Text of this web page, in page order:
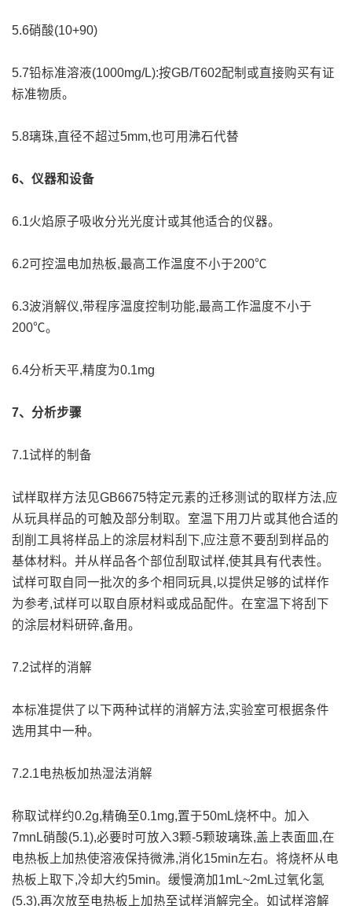
5.6硝酸(10+90)
5.7铅标准溶液(1000mg/L):按GB/T602配制或直接购买有证
标准物质。
5.8璃珠,直径不超过5mm,也可用沸石代替
6、仪器和设备
6.1火焰原子吸收分光光度计或其他适合的仪器。
6.2可控温电加热板,最高工作温度不小于200℃
6.3波消解仪,带程序温度控制功能,最高工作温度不小于
200℃。
6.4分析天平,精度为0.1mg
7、分析步骤
7.1试样的制备
试样取样方法见GB6675特定元素的迁移测试的取样方法,应
从玩具样品的可触及部分制取。室温下用刀片或其他合适的
刮削工具将样品上的涂层材料刮下,应注意不要刮到样品的
基体材料。并从样品各个部位刮取试样,使其具有代表性。
试样可取自同一批次的多个相同玩具,以提供足够的试样作
为参考,试样可以取自原材料或成品配件。在室温下将刮下
的涂层材料研碎,备用。
7.2试样的消解
本标准提供了以下两种试样的消解方法,实验室可根据条件
选用其中一种。
7.2.1电热板加热湿法消解
称取试样约0.2g,精确至0.1mg,置于50mL烧杯中。加入
7mnL硝酸(5.1),必要时可放入3颗-5颗玻璃珠,盖上表面皿,在
电热板上加热使溶液保持微沸,消化15min左右。将烧杯从电
热板上取下,冷却大约5min。缓慢滴加1mL~2mL过氧化氢
(5.3),再次放至电热板上加热至试样消解完全。如试样溶解